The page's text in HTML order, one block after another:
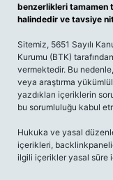
benzerlikleri tamamen
halindedir ve tavsiye
Sitemiz, 5651 Sayılı
Kurumu (BTK)
vermektedir. Bu
veya araştırma
yazdıkları içeriklerin
bu sorumluluğu kabul
Hukuka ve yasal
içerikleri,
ilgili içerikler yasal süre